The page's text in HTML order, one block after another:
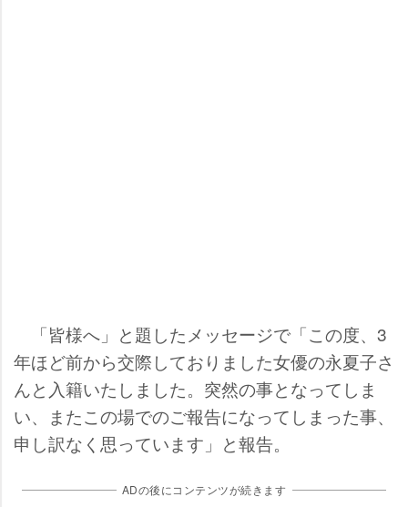
「皆様へ」と題したメッセージで「この度、3
年ほど前から交際しておりました女優の永夏子さ
んと入籍いたしました。突然の事となってしま
い、またこの場でのご報告になってしまった事、
申し訳なく思っています」と報告。
ADの後にコンテンツが続きます